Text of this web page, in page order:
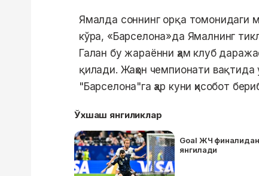
Ямалда соннинг орқа томонидаги
кўра, «Барселона»да Ямалнинг
Галан бу жараённи ҳам клуб
қилади. Жаҳон чемпионати
"Барселона"га ҳар куни ҳисобот
Ўхшаш янгиликлар
Goal ЖЧ финалидан
янгилади